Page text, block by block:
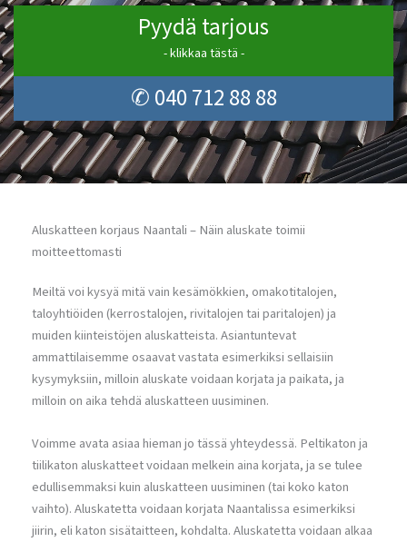
Pyydä tarjous
- klikkaa tästä -
✆ 040 712 88 88
Aluskatteen korjaus Naantali – Näin aluskate toimii
moitteettomasti
Meiltä voi kysyä mitä vain kesämökkien, omakotitalojen,
taloyhtiöiden (kerrostalojen, rivitalojen tai paritalojen) ja
muiden kiinteistöjen aluskatteista. Asiantuntevat
ammattilaisemme osaavat vastata esimerkiksi sellaisiin
kysymyksiin, milloin aluskate voidaan korjata ja paikata, ja
milloin on aika tehdä aluskatteen uusiminen.
Voimme avata asiaa hieman jo tässä yhteydessä. Peltikaton ja
tiilikaton aluskatteet voidaan melkein aina korjata, ja se tulee
edullisemmaksi kuin aluskatteen uusiminen (tai koko katon
vaihto). Aluskatetta voidaan korjata Naantalissa esimerkiksi
jiirin, eli katon sisätaitteen, kohdalta. Aluskatetta voidaan alkaa